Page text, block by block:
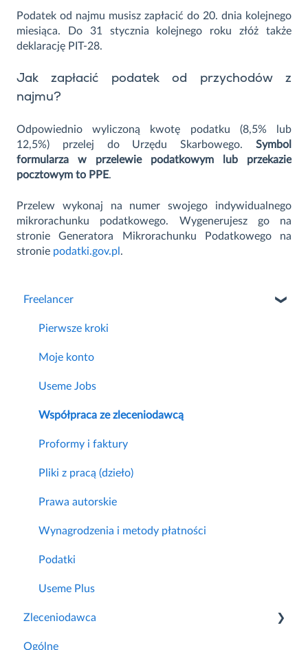
Podatek od najmu musisz zapłacić do 20. dnia kolejnego
miesiąca. Do 31 stycznia kolejnego roku złóż także
deklarację PIT-28.
Jak zapłacić podatek od przychodów z
najmu?
Odpowiednio wyliczoną kwotę podatku (8,5% lub
12,5%) przelej do Urzędu Skarbowego. Symbol
formularza w przelewie podatkowym lub przekazie
pocztowym to PPE.
Przelew wykonaj na numer swojego indywidualnego
mikrorachunku podatkowego. Wygenerujesz go na
stronie Generatora Mikrorachunku Podatkowego na
stronie podatki.gov.pl .
Freelancer
Pierwsze kroki
Moje konto
Useme Jobs
Współpraca ze zleceniodawcą
Proformy i faktury
Pliki z pracą (dzieło)
Prawa autorskie
Wynagrodzenia i metody płatności
Podatki
Useme Plus
Zleceniodawca
Pierwsze kroki
Ogólne